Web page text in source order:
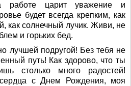
царит уважение и
будет всегда крепким, как
как солнечный лучик. Живи, не
и горьких бед.
лучшей подругой! Без тебя не
путь! Как здорово, что ты
столько много радостей!
с Днем Рождения, моя